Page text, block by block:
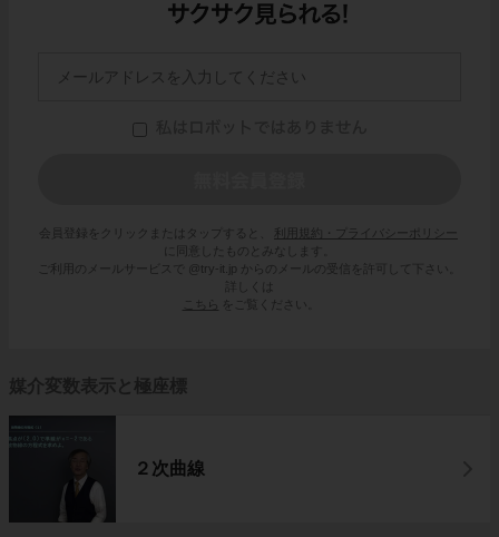
会員登録をクリックまたはタップすると、
利用規約・プライバシーポリシー
に同意したものとみなします。
ご利用のメールサービスで @try-it.jp からのメールの受信を許可して下さい。
詳しくは
こちら
をご覧ください。
媒介変数表示と極座標
２次曲線